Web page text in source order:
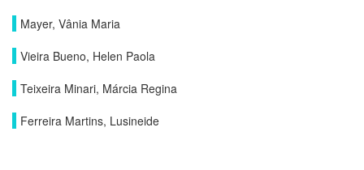
Mayer, Vânia Maria
Vieira Bueno, Helen Paola
Teixeira Minari, Márcia Regina
Ferreira Martins, Lusineide